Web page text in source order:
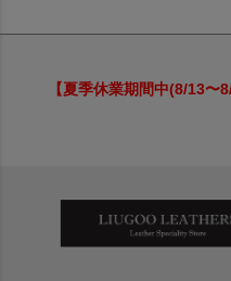
【夏季休業期間中(8/13〜